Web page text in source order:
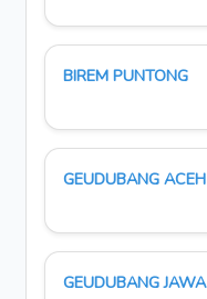
BIREM PUNTONG
GEUDUBANG ACEH
GEUDUBANG JAWA